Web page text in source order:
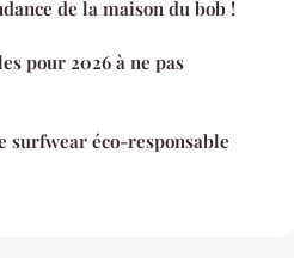
de la maison du bob !
pour 2026 à ne pas
surfwear éco-responsable